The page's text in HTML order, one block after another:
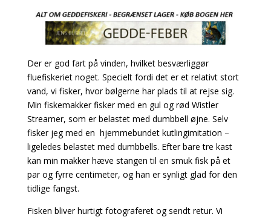
Der er god fart på vinden, hvilket besværliggør
fluefiskeriet noget. Specielt fordi det er et relativt stort
vand, vi fisker, hvor bølgerne har plads til at rejse sig.
Min fiskemakker fisker med en gul og rød Wistler
Streamer, som er belastet med dumbbell øjne. Selv
fisker jeg med en hjemmebundet kutlingimitation –
ligeledes belastet med dumbbells. Efter bare tre kast
kan min makker hæve stangen til en smuk fisk på et
par og fyrre centimeter, og han er synligt glad for den
tidlige fangst.
Fisken bliver hurtigt fotograferet og sendt retur. Vi